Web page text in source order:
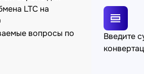
LTC на
вопросы по
Введите